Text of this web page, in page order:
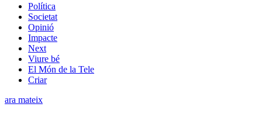
Política
Societat
Opinió
Impacte
Next
Viure bé
El Món de la Tele
Criar
ara mateix